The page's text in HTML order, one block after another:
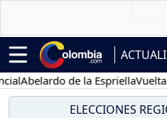
Abelardo de la EspriellaVuelta
ELECCIONES